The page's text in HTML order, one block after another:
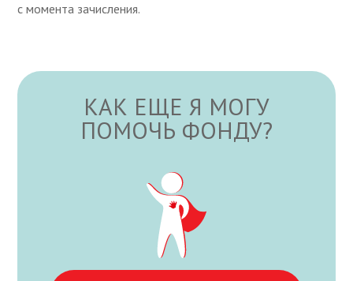
с момента зачисления.
КАК ЕЩЕ Я МОГУ
ПОМОЧЬ ФОНДУ?